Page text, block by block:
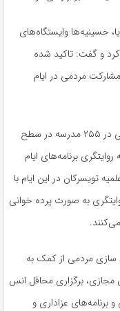
حسینیه‌ها وایستگاه‌های
و گفت: تاکید شده
مردمی در ایام
وی همچنین با اشاره به اینکه راویان مکتب فاطمی در ۲۵۵ مدرسه در سطح
برنامه‌های ایام
تویسرکان در این ایام با
به صورت پرده خوانی
سازی مردمی از کمک به
برگزاری محافل انس
عزاداری و